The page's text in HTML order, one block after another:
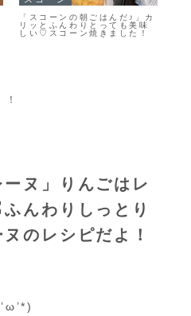
リー
っと
手軽に作る♪とっても美味しい
♡見た目もキレイなスコーン
作りのポイントだよ！
ーヌ」りんごはレ
んわりしっとり
のレシピだよ！